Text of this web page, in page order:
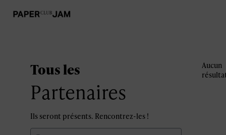
Tous les
Partenaires
Ils seront présents. Rencontrez-les !
Aucun